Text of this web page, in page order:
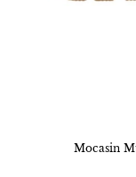
Mocasin